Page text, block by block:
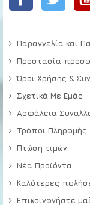
Παραγγελία και
Προστασία
Όροι Χρήσης &
Σχετικά Με Εμάς
Ασφάλεια
Τρόποι Πληρωμής
Πτώση τιμών
Νέα Προϊόντα
Καλύτερες
Επικοινωνήστε